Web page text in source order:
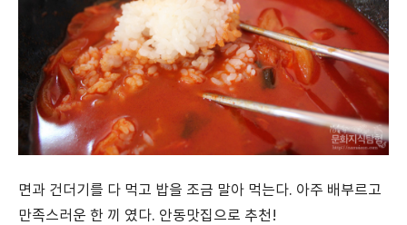
면과 건더기를 다 먹고 밥을 조금 말아 먹는다. 아주 배부르고
만족스러운 한 끼 였다. 안동맛집으로 추천!